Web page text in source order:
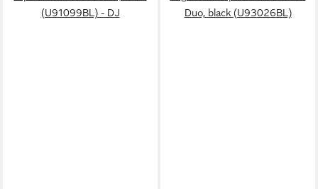
(U91099BL) - DJ
Duo, black (U93026BL)